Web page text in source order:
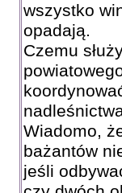
wszystko
opadają.
Czemu
Wiadomo,
bażantów
jeśli